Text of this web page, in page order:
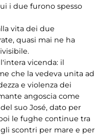
i due furono spesso
vita dei due
quasi mai ne ha
vicenda: il
che la vedeva unita ad
e violenza dei
angoscia come
suo José, dato per
le fughe continue tra
scontri per mare e per